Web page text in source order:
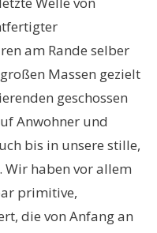
am Rande selber
Massen gezielt
geschossen
Anwohner und
bis in unsere stille,
Wir haben vor allem
primitive,
die von Anfang an